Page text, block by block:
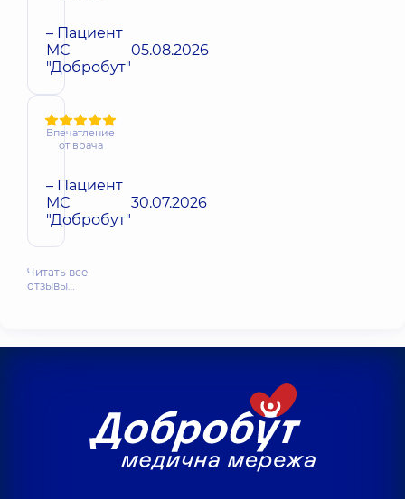
– Пациент
МС
"Добробут"
05.08.2026
Впечатление
от врача
– Пациент
МС
"Добробут"
30.07.2026
Читать все
отзывы…